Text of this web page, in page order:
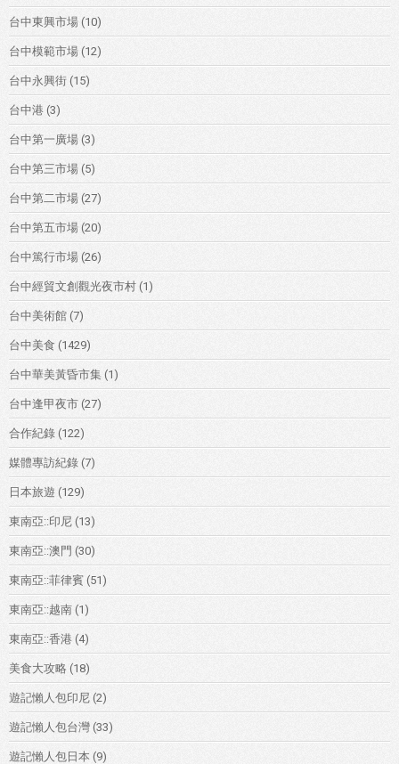
台中東興市場 (10)
台中模範市場 (12)
台中永興街 (15)
台中港 (3)
台中第一廣場 (3)
台中第三市場 (5)
台中第二市場 (27)
台中第五市場 (20)
台中篤行市場 (26)
台中經貿文創觀光夜市村 (1)
台中美術館 (7)
台中美食 (1429)
台中華美黃昏市集 (1)
台中逢甲夜市 (27)
合作紀錄 (122)
媒體專訪紀錄 (7)
日本旅遊 (129)
東南亞::印尼 (13)
東南亞::澳門 (30)
東南亞::菲律賓 (51)
東南亞::越南 (1)
東南亞::香港 (4)
美食大攻略 (18)
遊記懶人包印尼 (2)
遊記懶人包台灣 (33)
遊記懶人包日本 (9)